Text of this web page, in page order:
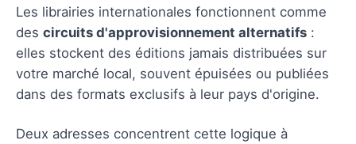
Les librairies internationales fonctionnent comme
des circuits d'approvisionnement alternatifs :
elles stockent des éditions jamais distribuées sur
votre marché local, souvent épuisées ou publiées
dans des formats exclusifs à leur pays d'origine.
Deux adresses concentrent cette logique à